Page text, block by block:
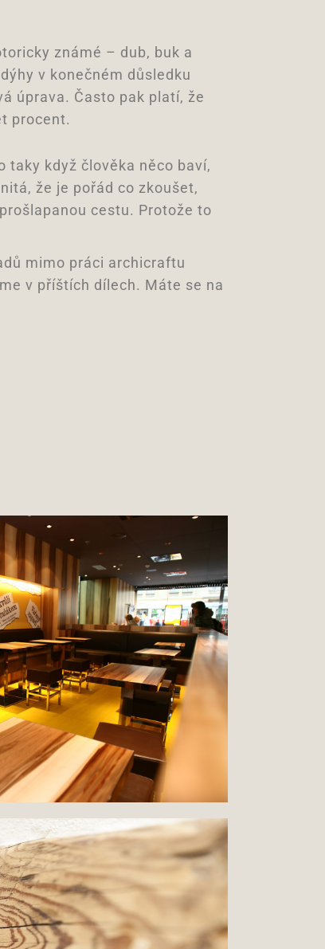
známé – dub, buk a
v konečném důsledku
úprava. Často pak platí, že
procent.
taky když člověka něco baví,
že je pořád co zkoušet,
cestu. Protože to
mimo práci archicraftu
v příštích dílech. Máte se na